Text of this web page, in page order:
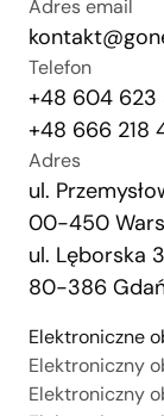
Adres email
Telefon
+48 604 623
+48 666 218
Adres
ul.
00-450
ul. Lęborska
80-386
Elektroniczne
Elektroniczny
Elektroniczny